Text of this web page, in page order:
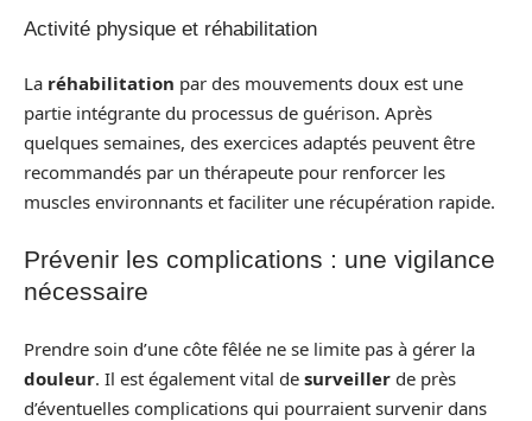
Activité physique et réhabilitation
La réhabilitation par des mouvements doux est une
partie intégrante du processus de guérison. Après
quelques semaines, des exercices adaptés peuvent être
recommandés par un thérapeute pour renforcer les
muscles environnants et faciliter une récupération rapide.
Prévenir les complications : une vigilance
nécessaire
Prendre soin d’une côte fêlée ne se limite pas à gérer la
douleur. Il est également vital de surveiller de près
d’éventuelles complications qui pourraient survenir dans